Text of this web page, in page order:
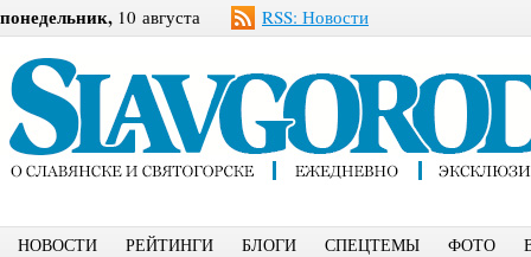
понедельник, 10 августа RSS: Новости
НОВОСТИ РЕЙТИНГИ БЛОГИ СПЕЦТЕМЫ ФОТО